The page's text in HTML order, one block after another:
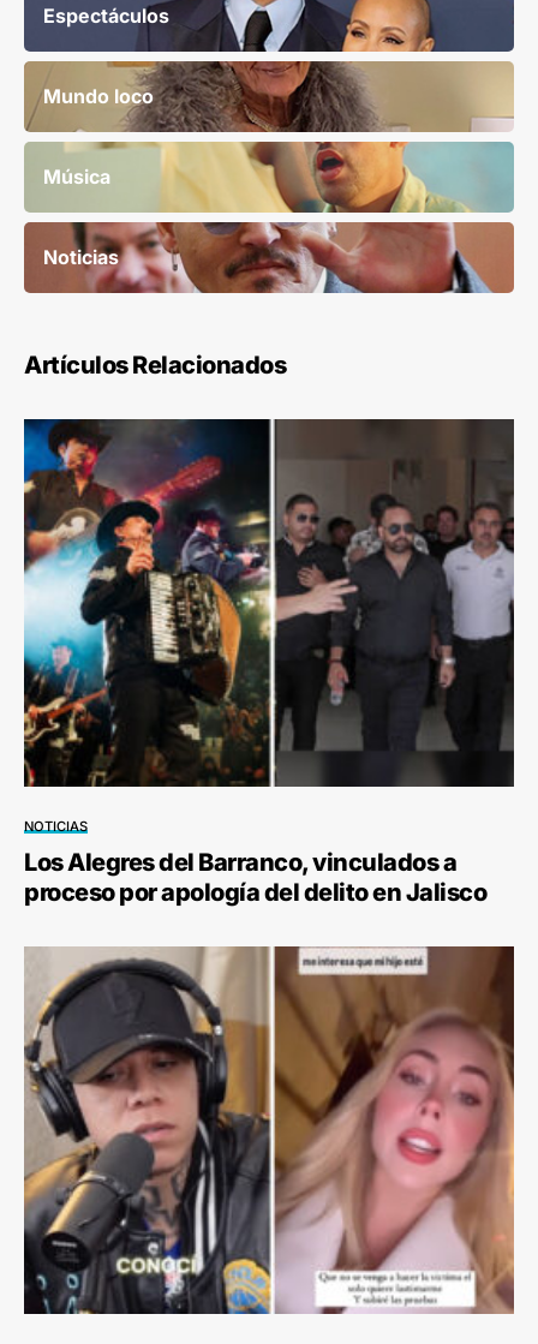
Espectáculos
Mundo loco
Música
Noticias
Artículos Relacionados
NOTICIAS
Los Alegres del Barranco, vinculados a
proceso por apología del delito en Jalisco